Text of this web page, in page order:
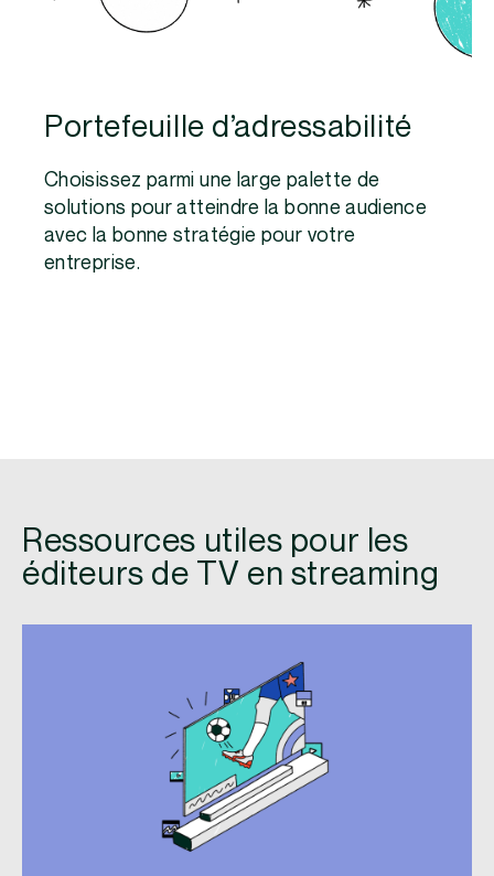
Portefeuille d’adressabilité
Choisissez parmi une large palette de
solutions pour atteindre la bonne audience
avec la bonne stratégie pour votre
entreprise.
Ressources utiles pour les
éditeurs de TV en streaming